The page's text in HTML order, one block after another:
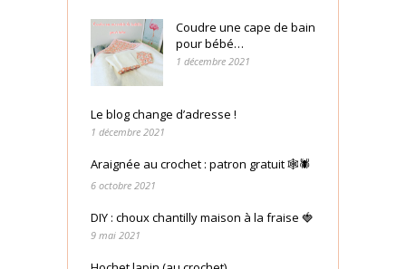
Coudre une cape de bain
pour bébé…
1 décembre 2021
Le blog change d’adresse !
1 décembre 2021
Araignée au crochet : patron gratuit 🕸🕷
6 octobre 2021
DIY : choux chantilly maison à la fraise 🍓
9 mai 2021